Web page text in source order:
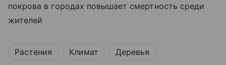
покрова в городах повышает смертность среди
жителей
Растения Климат Деревья